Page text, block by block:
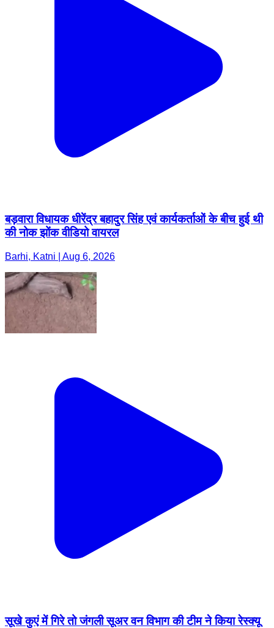
बड़वारा विधायक धीरेंद्र बहादुर सिंह एवं कार्यकर्ताओं के बीच हुई थी
की नोक झोंक वीडियो वायरल
Barhi, Katni | Aug 6, 2026
सूखे कुएं में गिरे तो जंगली सूअर वन विभाग की टीम ने किया रेस्क्यू